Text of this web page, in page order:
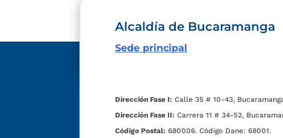
Alcaldía de Bucaramanga
Sede principal
Dirección Fase I: Calle 35 # 10-43,
Dirección Fase II: Carrera 11 # 34-52,
Código Postal: 680006. Código Dane: 68001.